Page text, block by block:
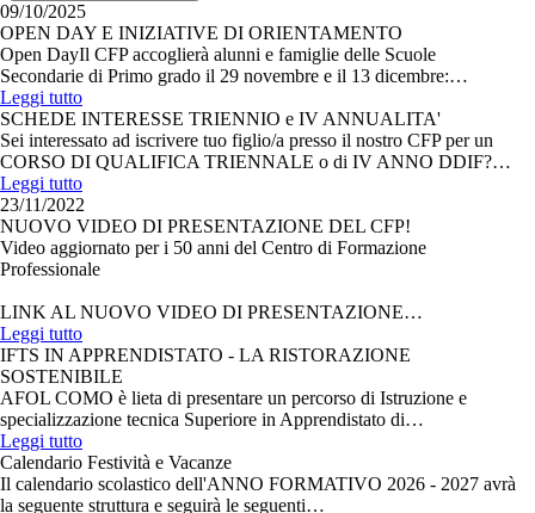
09/10/2025
OPEN DAY E INIZIATIVE DI ORIENTAMENTO
Open DayIl CFP accoglierà alunni e famiglie delle Scuole
Secondarie di Primo grado il 29 novembre e il 13 dicembre:…
Leggi tutto
SCHEDE INTERESSE TRIENNIO e IV ANNUALITA'
Sei interessato ad iscrivere tuo figlio/a presso il nostro CFP per un
CORSO DI QUALIFICA TRIENNALE o di IV ANNO DDIF?…
Leggi tutto
23/11/2022
NUOVO VIDEO DI PRESENTAZIONE DEL CFP!
Video aggiornato per i 50 anni del Centro di Formazione
Professionale
LINK AL NUOVO VIDEO DI PRESENTAZIONE…
Leggi tutto
IFTS IN APPRENDISTATO - LA RISTORAZIONE
SOSTENIBILE
AFOL COMO è lieta di presentare un percorso di Istruzione e
specializzazione tecnica Superiore in Apprendistato di…
Leggi tutto
Calendario Festività e Vacanze
Il calendario scolastico dell'ANNO FORMATIVO 2026 - 2027 avrà
la seguente struttura e seguirà le seguenti…